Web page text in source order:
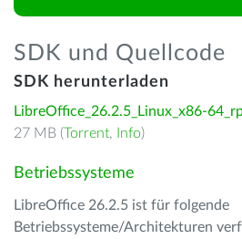
SDK und Quellcode
SDK herunterladen
LibreOffice_26.2.5_Linux_x86-
27 MB (Torrent, Info)
Betriebssysteme
LibreOffice 26.2.5 ist für folgende
Betriebssysteme/Architekturen